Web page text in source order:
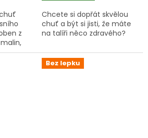
z
z
Chcete si dopřát skvělou
chuť a být si jisti, že máte
na talíři něco zdravého?
Bez lepku